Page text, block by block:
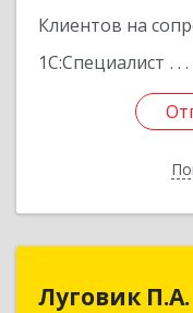
Клиентов на
1С:Специалист
Луговик П.А.